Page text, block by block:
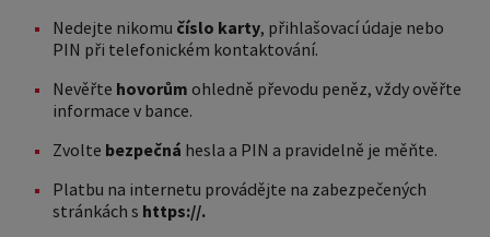
Nedejte nikomu číslo karty, přihlašovací údaje nebo
PIN při telefonickém kontaktování.
Nevěřte hovorům ohledně převodu peněz, vždy ověřte
informace v bance.
Zvolte bezpečná hesla a PIN a pravidelně je měňte.
Platbu na internetu provádějte na zabezpečených
stránkách s https://.